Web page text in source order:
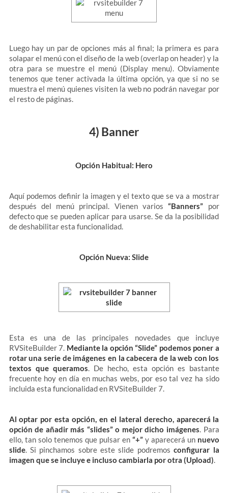
Luego hay un par de opciones más al final; la primera es para
solapar el menú con el diseño de la web (overlap on header) y la
otra para se muestre el menú (Display menu). Obviamente
tenemos que tener activada la última opción, ya que si no se
muestra el menú quienes visiten la web no podrán navegar por
el resto de páginas.
4) Banner
Opción Habitual: Hero
Aquí podemos definir la imagen y el texto que se va a mostrar
después del menú principal. Vienen varios“Banners” por
defecto que se pueden aplicar para usarse. Se da la posibilidad
de deshabilitar esta funcionalidad.
Opción Nueva: Slide
Esta es una de las principales novedades que incluye
RVSiteBuilder 7. Mediante la opción “Slide” podemos poner a
rotar una serie de imágenes en la cabecera de la web con los
textos que queramos. De hecho, esta opción es bastante
frecuente hoy en día en muchas webs, por eso tal vez ha sido
incluida esta funcionalidad en RVSiteBuilder 7.
Al optar por esta opción, en el lateral derecho, aparecerá la
opción de añadir más “slides” o mejor dicho imágenes. Para
ello, tan solo tenemos que pulsar en“+” y aparecerá un nuevo
slide. Si pinchamos sobre este slide podremosconfigurar la
imagen que se incluye e incluso cambiarla por otra (Upload).